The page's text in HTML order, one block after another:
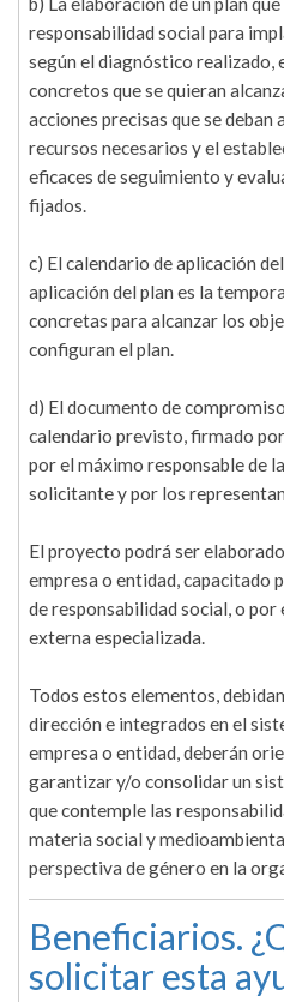
responsabilidad social para
según el diagnóstico realizado,
concretos que se quieran
acciones precisas que se
recursos necesarios y el
eficaces de seguimiento y
fijados.
c) El calendario de aplicación
aplicación del plan es la
concretas para alcanzar los
configuran el plan.
d) El documento de
calendario previsto, firmado
por el máximo responsable de
solicitante y por los
El proyecto podrá ser
empresa o entidad, capacitado
de responsabilidad social, o por
externa especializada.
Todos estos elementos,
dirección e integrados en el
empresa o entidad, deberán
garantizar y/o consolidar un
que contemple las
materia social y
perspectiva de género en la
Beneficiarios.
solicitar esta